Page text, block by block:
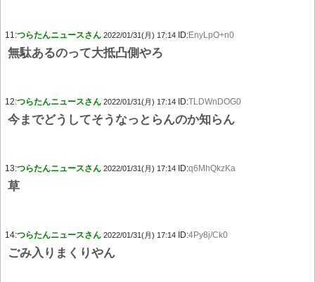
11:つらたんニュースさん 2022/01/31(月) 17:14 ID:EnyLpO+n0
無駄あるのって大抵凸側やろ
12:つらたんニュースさん 2022/01/31(月) 17:14 ID:TLDWnDOG0
今までどうしてそうなっとらんのか知らん
13:つらたんニュースさん 2022/01/31(月) 17:14 ID:q6MhQkzKa
草
14:つらたんニュースさん 2022/01/31(月) 17:14 ID:4Py8j/Ck0
ごみ入りまくりやん